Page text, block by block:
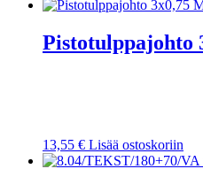
Pistotulppajohto
13,55 € Lisää ostoskoriin